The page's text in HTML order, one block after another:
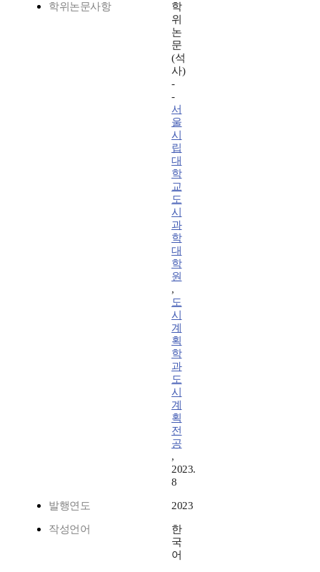
학위논문사항
학
위
논
문
(석
사)
-
-
서
울
시
립
대
학
교
도
시
과
학
대
학
원
,
도
시
계
획
학
과
도
시
계
획
전
공
,
2023.
8
발행연도 2023
작성언어
한
국
어